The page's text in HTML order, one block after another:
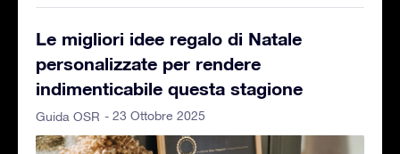
Le migliori idee regalo di Natale
personalizzate per rendere
indimenticabile questa stagione
Guida OSR - 23 Ottobre 2025